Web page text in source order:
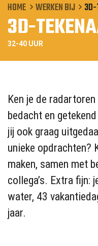
HOME WERKEN BIJ 3D-
3D-
32-40 UUR
Ken je de
bedacht en
jij ook graag
unieke opdrachten?
maken, samen met
collega’s. Extra fijn:
water, 43
jaar.